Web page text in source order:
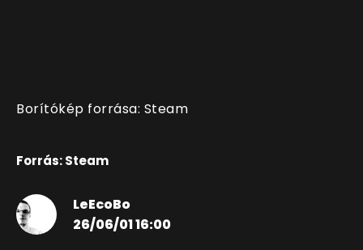
Borítókép forrása: Steam
Forrás: Steam
LeEcoBo
26/06/01 16:00